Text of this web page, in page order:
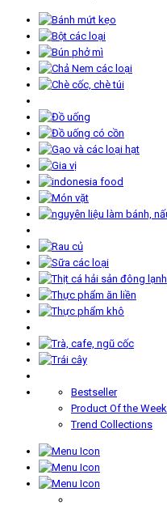
Bestseller
Product Of the Week
Trend Collections